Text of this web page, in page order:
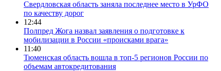
Свердловская область заняла последнее место в УрФО
по качеству дорог
12:44
Полпред Жога назвал заявления о подготовке к
мобилизации в России «происками врага»
11:40
Тюменская область вошла в топ-5 регионов России по
объемам автокредитования